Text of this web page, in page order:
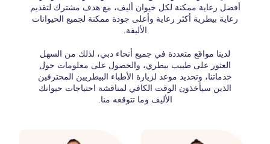
أفضل رعاية ممكنة لكل حيوان أليف، مع هدف مشترك لتقديم
رعاية بيطرية أكثر رعاية وأعلى جودة ممكنة لجميع الحيوانات
الأليفة.
لدينا مواقع متعددة في جميع أنحاء دبي، لذلك من السهل
العثور على طبيب بيطري، والحصول على معلومات حول
خدماتنا، وتحديد موعد لزيارة الأطباء البيطريين المحترفين
الذين سيأخذون الوقت الكافي لمناقشة احتياجات حيوانك
الأليف وما تتوقعه منا.